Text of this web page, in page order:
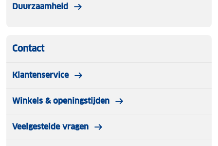
Duurzaamheid
Contact
Klantenservice
Winkels & openingstijden
Veelgestelde vragen